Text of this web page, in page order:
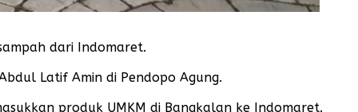
dari Indomaret.
Latif Amin di Pendopo Agung.
produk UMKM di Bangkalan ke Indomaret.